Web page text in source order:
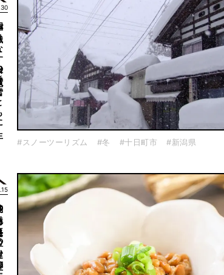
#スノーツーリズム #冬 #十日町市 #新潟県